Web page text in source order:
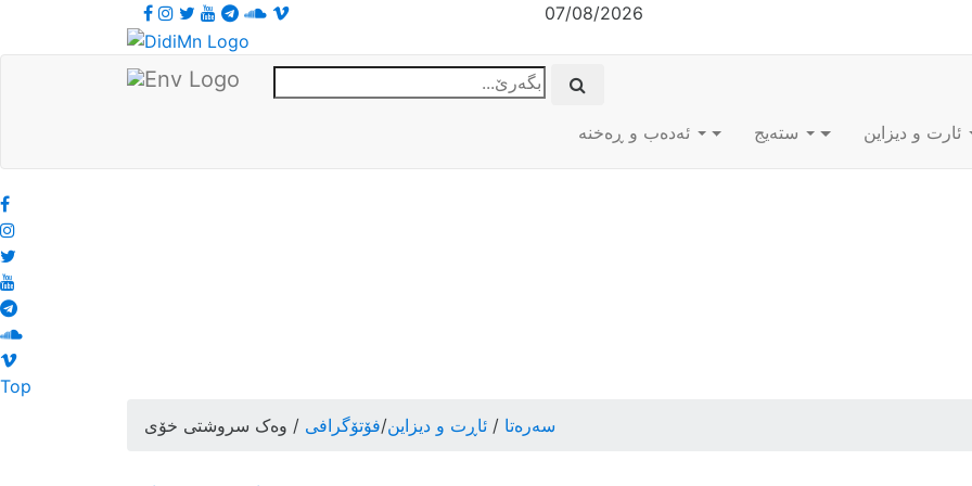
07/08/2026
ئارت و دیزاین
Top
سەرەتا / ئاڕت و دیزاین/فۆتۆگرافی / وەک سروشتی خۆی